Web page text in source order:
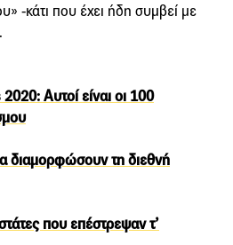
-κάτι που έχει ήδη συμβεί με
Αυτοί είναι οι 100
διαμορφώσουν τη διεθνή
που επέστρεψαν τ’